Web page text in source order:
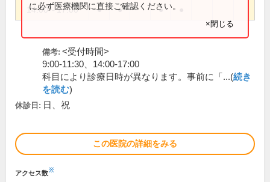
14:00～17:00 ● ● ●
に必ず医療機関に直接ご確認ください。
×閉じる
備考: <受付時間>
9:00-11:30、14:00-17:00
科目により診療日時が異なります。事前に「...(続き
を読む)
休診日: 日、祝
この医院の詳細をみる
アクセス数※